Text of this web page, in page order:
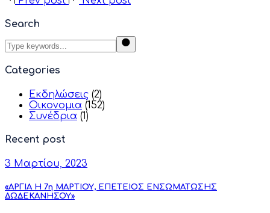
Search
Categories
Εκδηλώσεις (2)
Οικονομια (152)
Συνέδρια (1)
Recent post
3 Μαρτίου, 2023
«ΑΡΓΙΑ Η 7η ΜΑΡΤΙΟΥ, ΕΠΕΤΕΙΟΣ ΕΝΣΩΜΑΤΩΣΗΣ
ΔΩΔΕΚΑΝΗΣΟΥ»